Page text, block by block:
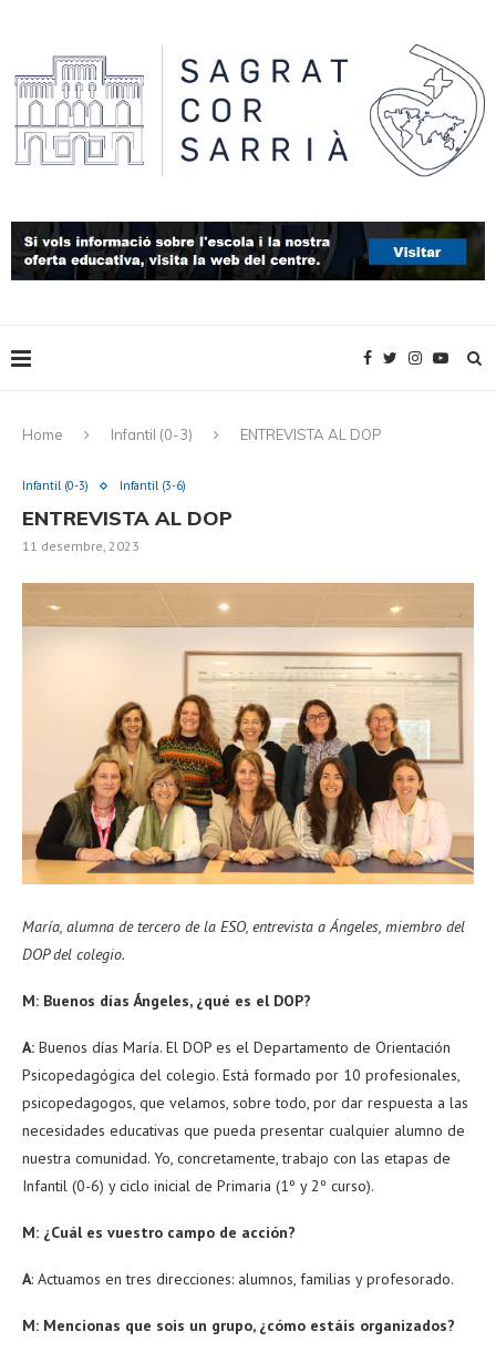
Home Infantil (0-3) ENTREVISTA AL DOP
Infantil (0-3) Infantil (3-6)
ENTREVISTA AL DOP
11 desembre, 2023
María, alumna de tercero de la ESO, entrevista a Ángeles, miembro del
DOP del colegio.
M: Buenos días Ángeles, ¿qué es el DOP?
A: Buenos días María. El DOP es el Departamento de Orientación
Psicopedagógica del colegio. Está formado por 10 profesionales,
psicopedagogos, que velamos, sobre todo, por dar respuesta a las
necesidades educativas que pueda presentar cualquier alumno de
nuestra comunidad. Yo, concretamente, trabajo con las etapas de
Infantil (0-6) y ciclo inicial de Primaria (1º y 2º curso).
M: ¿Cuál es vuestro campo de acción?
A: Actuamos en tres direcciones: alumnos, familias y profesorado.
M: Mencionas que sois un grupo, ¿cómo estáis organizados?